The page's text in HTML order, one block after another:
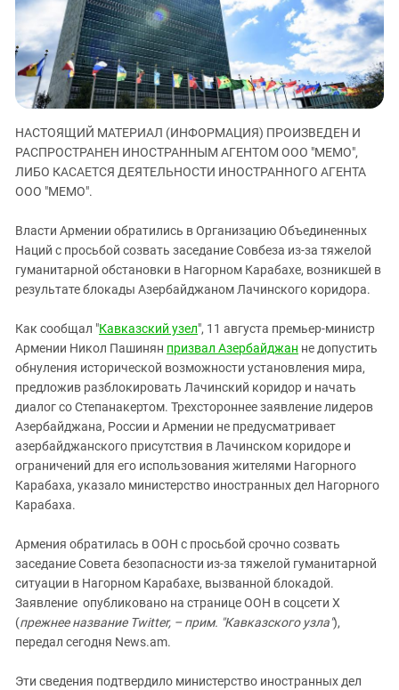
ЗАСТАВЛЯЕТ
КАВКАЗ ЗА ПАЛЕСТИНУ
ИНАКОМЫСЛИЕ В ЧЕЧНЕ
ПРЕСЛЕДОВАНИЕ АКТИВИСТОВ
МОБИЛИЗАЦИЯ И ПРОТЕСТЫ
Дагестан
Ингушетия
Кабардино-Балкария
Калмыкия
Карачаево-Черкесия
Краснодарский край
Нагорный Карабах
Ростовская область
Северная Осетия - Алания
СКФО
Чечня
Южная Осетия
Южный Кавказ
ЮФО
НАСТОЯЩИЙ МАТЕРИАЛ (ИНФОРМАЦИЯ) ПРОИЗВЕДЕН И
РАСПРОСТРАНЕН ИНОСТРАННЫМ АГЕНТОМ ООО "МЕМО",
ЛИБО КАСАЕТСЯ ДЕЯТЕЛЬНОСТИ ИНОСТРАННОГО АГЕНТА
ООО "МЕМО".
Власти Армении обратились в Организацию Объединенных
Наций с просьбой созвать заседание Совбеза из-за тяжелой
гуманитарной обстановки в Нагорном Карабахе, возникшей в
результате блокады Азербайджаном Лачинского коридора.
Как сообщал "Кавказский узел", 11 августа премьер-министр
Армении Никол Пашинян призвал Азербайджан не допустить
обнуления исторической возможности установления мира,
предложив разблокировать Лачинский коридор и начать
диалог со Степанакертом. Трехстороннее заявление лидеров
Азербайджана, России и Армении не предусматривает
азербайджанского присутствия в Лачинском коридоре и
ограничений для его использования жителями Нагорного
Карабаха, указало министерство иностранных дел Нагорного
Карабаха.
Армения обратилась в ООН с просьбой срочно созвать
заседание Совета безопасности из-за тяжелой гуманитарной
ситуации в Нагорном Карабахе, вызванной блокадой.
Заявление опубликовано на странице ООН в соцсети Х
(прежнее название Twitter, – прим. "Кавказского узла"),
передал сегодня News.am.
Эти сведения подтвердило министерство иностранных дел